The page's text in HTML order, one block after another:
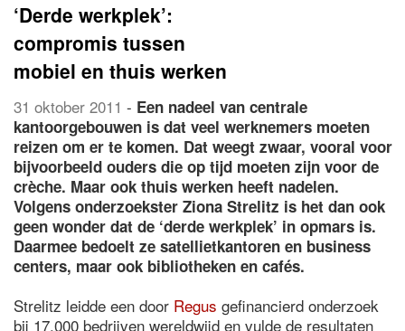
‘Derde werkplek’:
compromis tussen
mobiel en thuis werken
31 oktober 2011 - Een nadeel van centrale
kantoorgebouwen is dat veel werknemers moeten
reizen om er te komen. Dat weegt zwaar, vooral voor
bijvoorbeeld ouders die op tijd moeten zijn voor de
crèche. Maar ook thuis werken heeft nadelen.
Volgens onderzoekster Ziona Strelitz is het dan ook
geen wonder dat de ‘derde werkplek’ in opmars is.
Daarmee bedoelt ze satellietkantoren en business
centers, maar ook bibliotheken en cafés.
Strelitz leidde een door Regus gefinancierd onderzoek
bij 17.000 bedrijven wereldwijd en vulde de resultaten